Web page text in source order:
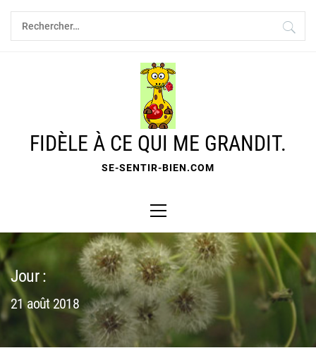
Skip
content
Rechercher :
FIDÈLE À CE QUI ME GRANDIT.
SE-SENTIR-BIEN.COM
Menu
Jour :
21 août 2018